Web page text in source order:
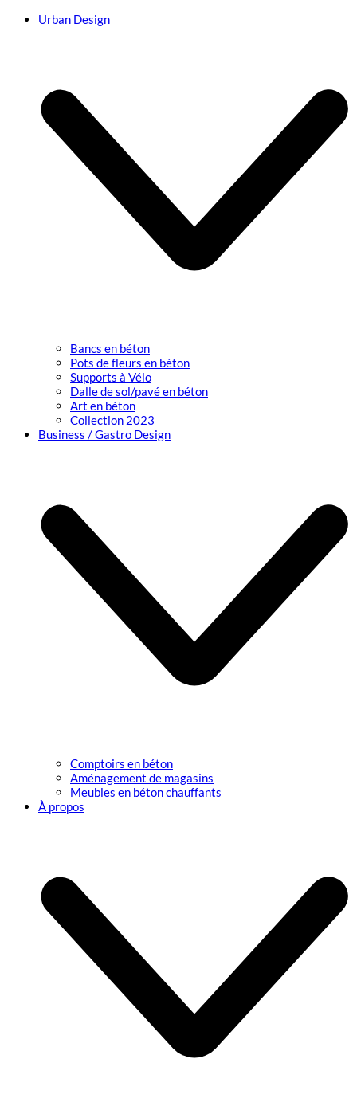
Urban Design
Bancs en béton
Pots de fleurs en béton
Supports à Vélo
Dalle de sol/pavé en béton
Art en béton
Collection 2023
Business / Gastro Design
Comptoirs en béton
Aménagement de magasins
Meubles en béton chauffants
À propos